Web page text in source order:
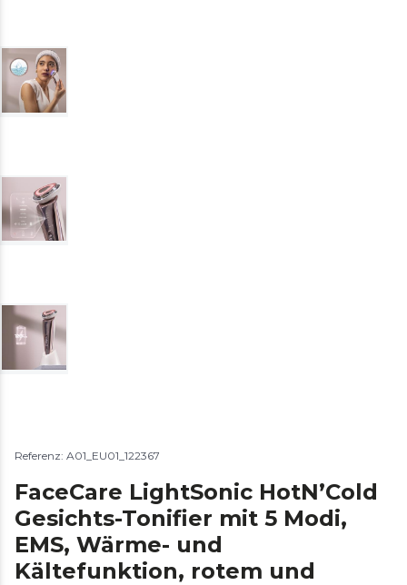
Referenz: A01_EU01_122367
FaceCare LightSonic HotN’Cold
Gesichts-Tonifier mit 5 Modi,
EMS, Wärme- und
Kältefunktion, rotem und